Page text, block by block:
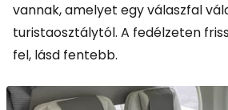
vannak, amelyet egy válaszfal
turistaosztálytól. A fedélzeten
fel, lásd fentebb.